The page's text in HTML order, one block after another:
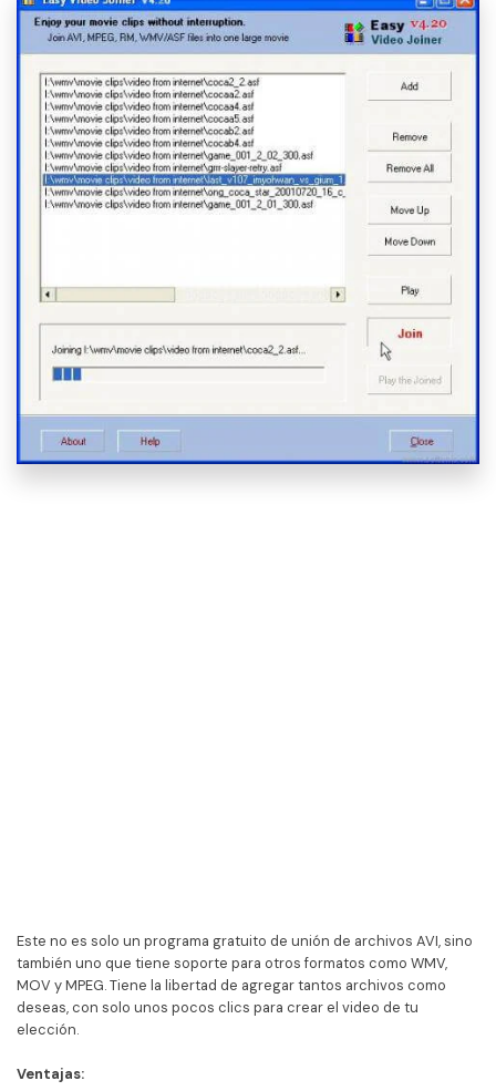
Este no es solo un programa gratuito de unión de archivos AVI, sino
también uno que tiene soporte para otros formatos como WMV,
MOV y MPEG. Tiene la libertad de agregar tantos archivos como
deseas, con solo unos pocos clics para crear el video de tu
elección.
Ventajas: